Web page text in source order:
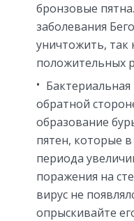
бронзовые
заболевания
уничтожить, так
положительных
Бактериальная
обратной
образование
пятен, которые
периода
поражения на
вирус не
опрыскивайте